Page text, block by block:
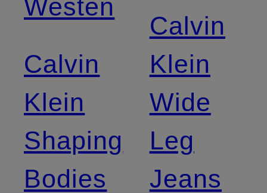
Westen
Calvin
Klein
Shaping
Bodies
Calvin
Klein
Wide
Leg
Jeans